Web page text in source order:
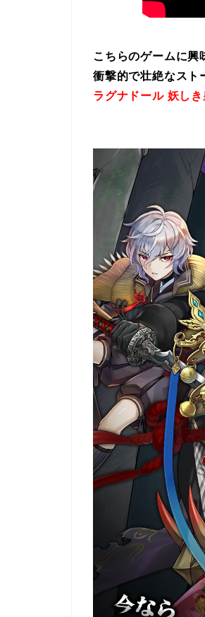
こちらのゲームに興
衝撃的で壮絶なスト
ラグナドール 妖し